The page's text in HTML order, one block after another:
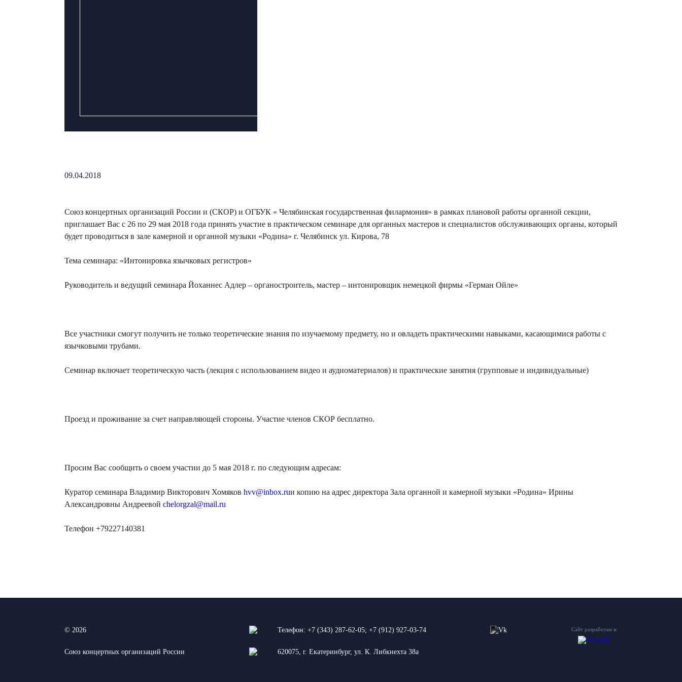
09.04.2018
Союз концертных организаций России и (СКОР) и ОГБУК « Челябинская государственная филармония» в рамках плановой работы органной секции,
приглашает Вас c 26 по 29 мая 2018 года принять участие в практическом семинаре для органных мастеров и специалистов обслуживающих органы, который
будет проводиться в зале камерной и органной музыки «Родина» г. Челябинск ул. Кирова, 78
Тема семинара: «Интонировка язычковых регистров»
Руководитель и ведущий семинара Йоханнес Адлер – органостроитель, мастер – интонировщик немецкой фирмы «Герман Ойле»
Все участники смогут получить не только теоретические знания по изучаемому предмету, но и овладеть практическими навыками, касающимися работы с
язычковыми трубами.
Семинар включает теоретическую часть (лекция с использованием видео и аудиоматериалов) и практические занятия (групповые и индивидуальные)
Проезд и проживание за счет направляющей стороны. Участие членов СКОР бесплатно.
Просим Вас сообщить о своем участии до 5 мая 2018 г. по следующим адресам:
Куратор семинара Владимир Викторович Хомяков hvv@inbox.ruи копию на адрес директора Зала органной и камерной музыки «Родина» Ирины
Александровны Андреевой chelorgzal@mail.ru
Телефон +79227140381
© 2026
Союз концертных организаций России
Телефон: +7 (343) 287-62-05; +7 (912) 927-03-74
620075, г. Екатеринбург, ул. К. Либкнехта 38а
Сайт разработан в: